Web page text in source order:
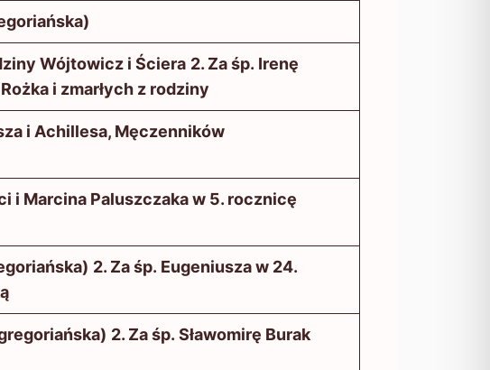
Wójtowicz i Ściera 2. Za śp. Irenę
i zmarłych z rodziny
i Achillesa, Męczenników
i Marcina Paluszczaka w 5. rocznicę
2. Za śp. Eugeniusza w 24.
2. Za śp. Sławomirę Burak